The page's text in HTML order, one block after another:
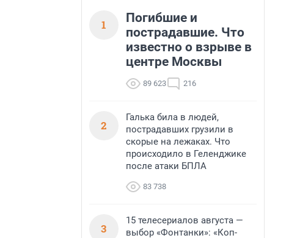
1
Погибшие и
пострадавшие. Что
известно о взрыве в
центре Москвы
89 623 216
2
Галька била в людей,
пострадавших грузили в
скорые на лежаках. Что
происходило в Геленджике
после атаки БПЛА
83 738
3
15 телесериалов августа —
выбор «Фонтанки»: «Коп-